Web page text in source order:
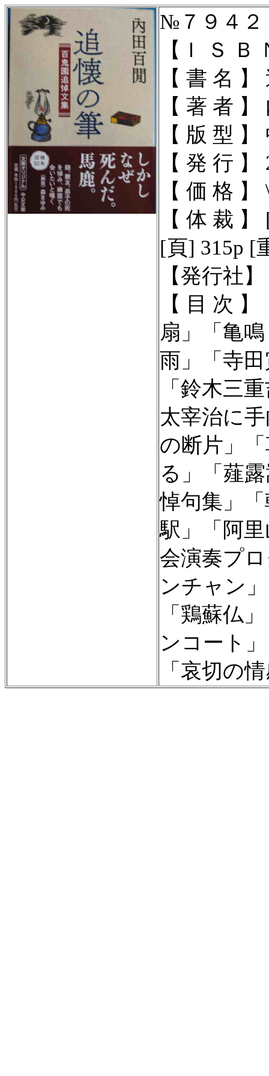
№７９４２
【Ｉ Ｓ Ｂ
【 書 名
【 著 者
【 版 型
【 発 行 】
【 価 格 】
【 体 裁 】
[頁] 315p [
【発行社
【 目 次
扇」「亀
雨」「寺
「鈴木三
太宰治に
の断片」
る」「薤
悼句集」
駅」「阿
会演奏プ
ンチャン
「鶏蘇仏
ンコート
「哀切の